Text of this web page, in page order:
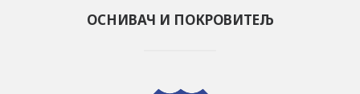
ОСНИВАЧ И ПОКРОВИТЕЉ